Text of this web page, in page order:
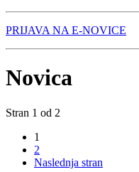
PRIJAVA NA E-NOVICE
Novica
Stran 1 od 2
1
2
Naslednja stran